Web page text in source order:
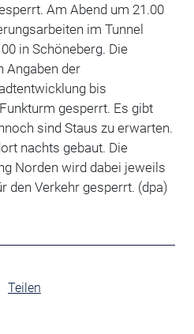
Am Abend um 21.00
im Tunnel
in Schöneberg. Die
Angaben der
bis
gesperrt. Es gibt
sind Staus zu erwarten.
nachts gebaut. Die
Norden wird dabei jeweils
den Verkehr gesperrt. (dpa)
Teilen